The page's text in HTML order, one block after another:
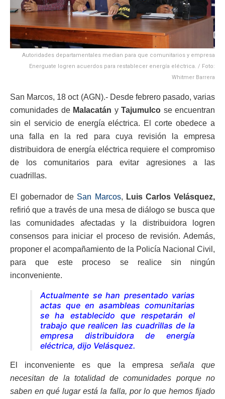
Autoridades departamentales median para que comunitarios y empresa
Energuate logren acuerdos para restablecer energía eléctrica. / Foto:
Whitmer Barrera
San Marcos, 18 oct (AGN).- Desde febrero pasado, varias
comunidades de Malacatán y Tajumulco se encuentran
sin el servicio de energía eléctrica. El corte obedece a
una falla en la red para cuya revisión la empresa
distribuidora de energía eléctrica requiere el compromiso
de los comunitarios para evitar agresiones a las
cuadrillas.
El gobernador de San Marcos, Luis Carlos Velásquez,
refirió que a través de una mesa de diálogo se busca que
las comunidades afectadas y la distribuidora logren
consensos para iniciar el proceso de revisión. Además,
proponer el acompañamiento de la Policía Nacional Civil,
para que este proceso se realice sin ningún
inconveniente.
Actualmente se han presentado varias
actas que en asambleas comunitarias
se ha establecido que respetarán el
trabajo que realicen las cuadrillas de la
empresa distribuidora de energía
eléctrica, dijo Velásquez.
El inconveniente es que la empresa señala que
necesitan de la totalidad de comunidades porque no
saben en qué lugar está la falla, por lo que hemos fijado